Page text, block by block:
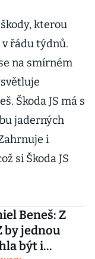
kterou
v řádu týdnů.
na smírném
Škoda JS má s
jaderných
i
si Škoda JS
Beneš: Z
by jednou
být i